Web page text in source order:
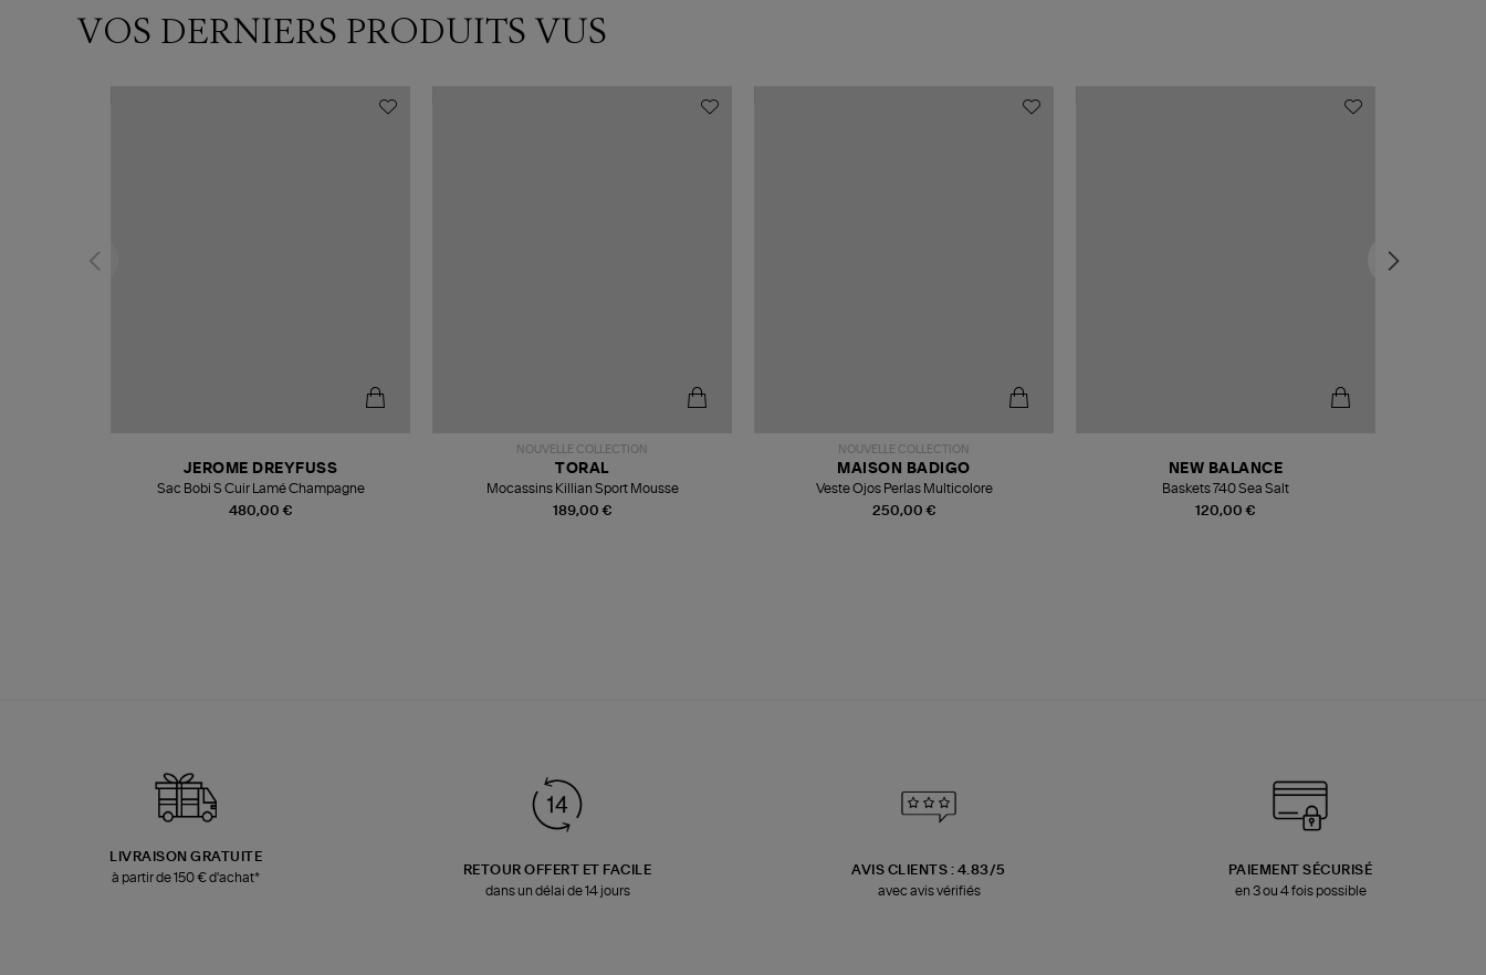
VOS DERNIERS PRODUITS VUS
480,00 €
JEROME DREYFUSS
Sac Bobi S Cuir Lamé Champagne
NOUVELLE COLLECTION
189,00 €
TORAL
Mocassins Killian Sport Mousse
NOUVELLE COLLECTION
250,00 €
MAISON BADIGO
Veste Ojos Perlas Multicolore
120,00 €
NEW BALANCE
Baskets 740 Sea Salt
LIVRAISON GRATUITE
à partir de 150 € d'achat*
RETOUR OFFERT ET FACILE
dans un délai de 14 jours
AVIS CLIENTS : 4.83/5
avec avis vérifiés
PAIEMENT SÉCURISÉ
en 3 ou 4 fois possible